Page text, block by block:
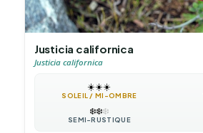
Justicia californica
Justicia californica
☀️☀️☀️
SOLEIL / MI-OMBRE
❄️❄️❄️
SEMI-RUSTIQUE